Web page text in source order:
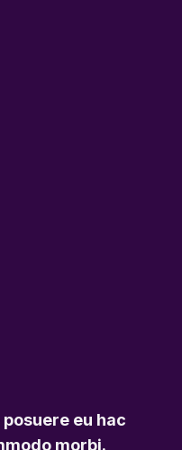
eu hac
morbi.